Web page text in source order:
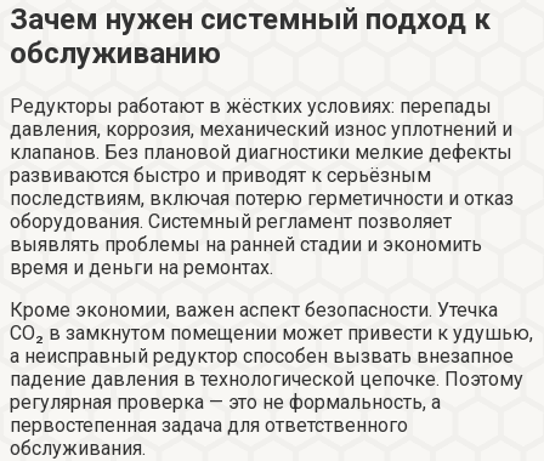
Зачем нужен системный подход к
обслуживанию
Редукторы работают в жёстких условиях: перепады
давления, коррозия, механический износ уплотнений и
клапанов. Без плановой диагностики мелкие дефекты
развиваются быстро и приводят к серьёзным
последствиям, включая потерю герметичности и отказ
оборудования. Системный регламент позволяет
выявлять проблемы на ранней стадии и экономить
время и деньги на ремонтах.
Кроме экономии, важен аспект безопасности. Утечка
CO₂ в замкнутом помещении может привести к удушью,
а неисправный редуктор способен вызвать внезапное
падение давления в технологической цепочке. Поэтому
регулярная проверка — это не формальность, а
первостепенная задача для ответственного
обслуживания.